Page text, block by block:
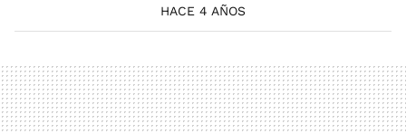
HACE 4 AÑOS